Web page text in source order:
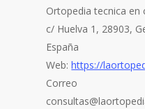
Ortopedia tecnica en
c/ Huelva 1, 28903,
España
Web:https://
Correo
consultas@